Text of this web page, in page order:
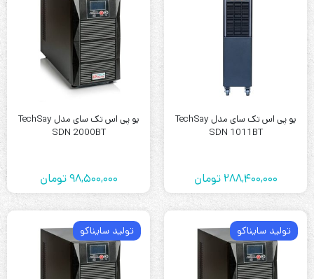
یو پی اس تک سای مدل TechSay
SDN 1011BT
288,400,000 تومان
یو پی اس تک سای مدل TechSay
SDN 2000BT
98,500,000تومان
تولید سایناکو تولید سایناکو